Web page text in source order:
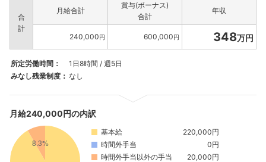
合
計
月給合計
賞与(ボーナス)
合計
年収
240,000円 600,000円 348万円
所定労働時間：
1日8時間 / 週5日
みなし残業制度： なし
月給240,000円の内訳
基本給
220,000円
時間外手当
0円
時間外手当以外の手当
20,000円